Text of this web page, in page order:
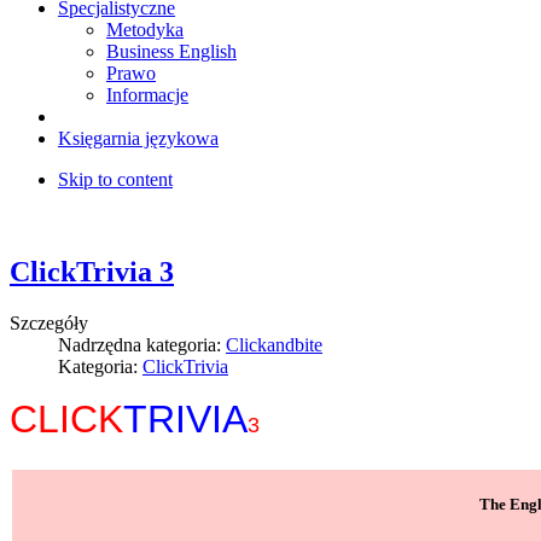
Specjalistyczne
Metodyka
Business English
Prawo
Informacje
Księgarnia językowa
Skip to content
ClickTrivia 3
Szczegóły
Nadrzędna kategoria: Clickandbite
Kategoria: ClickTrivia
CLICKTRIVIA3
The